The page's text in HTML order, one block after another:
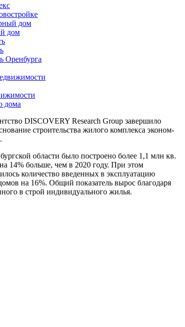
дом
дом
Оренбурга
дома
DISCOVERY Research Group завершило
строительства жилого комплекса эконом-
области было построено более 1,1 млн кв.
14% больше, чем в 2020 году. При этом
количество введенных в эксплуатацию
на 16%. Общий показатель вырос благодаря
в строй индивидуального жилья.